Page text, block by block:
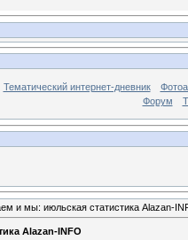
Тематический интернет-дневник
Форум
и мы: июльская статистика Alazan-
Alazan-INFO